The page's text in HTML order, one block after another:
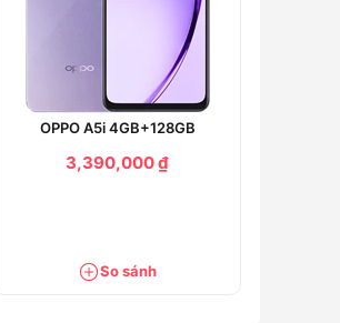
OPPO A5i 4GB+128GB
3,390,000 ₫
So sánh